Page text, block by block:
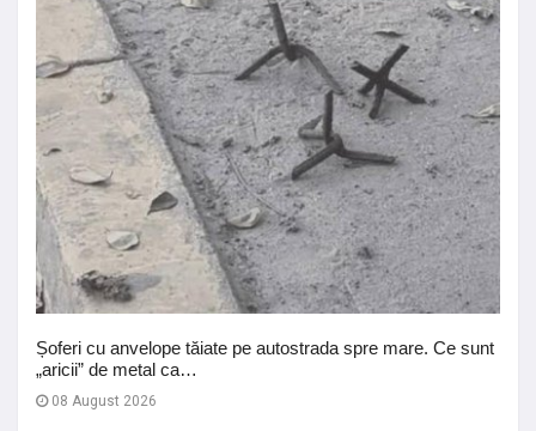
Șoferi cu anvelope tăiate pe autostrada spre mare. Ce sunt
„aricii” de metal ca…
08 August 2026